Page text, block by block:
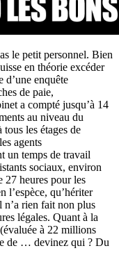
le petit personnel. Bien
en théorie excéder
d’une enquête
de paie,
a compté jusqu’à 14
au niveau du
les étages de
agents
un temps de travail
sociaux, environ
27 heures pour les
l’espèce, qu’hériter
n’a rien fait non plus
légales. Quant à la
à 22 millions
de … devinez qui ? Du